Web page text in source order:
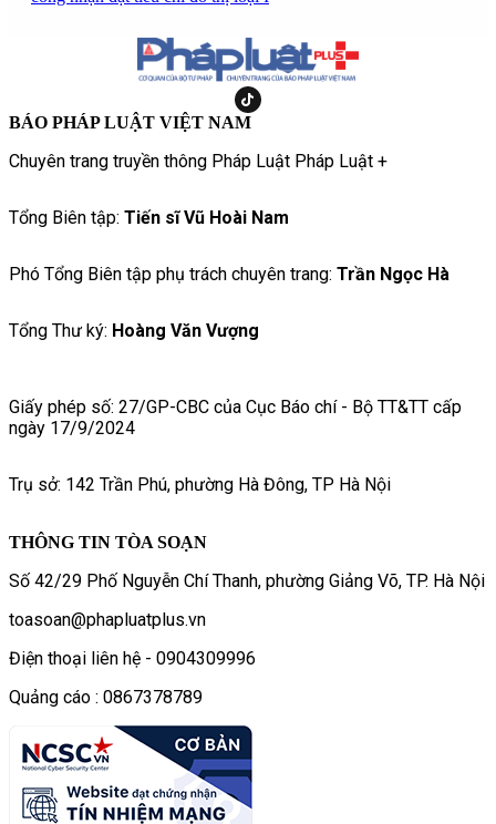
BÁO PHÁP LUẬT VIỆT NAM
Chuyên trang truyền thông Pháp Luật Pháp Luật +
Tổng Biên tập: Tiến sĩ Vũ Hoài Nam
Phó Tổng Biên tập phụ trách chuyên trang: Trần Ngọc Hà
Tổng Thư ký: Hoàng Văn Vượng
Giấy phép số: 27/GP-CBC của Cục Báo chí - Bộ TT&TT cấp
ngày 17/9/2024
Trụ sở: 142 Trần Phú, phường Hà Đông, TP Hà Nội
THÔNG TIN TÒA SOẠN
Số 42/29 Phố Nguyễn Chí Thanh, phường Giảng Võ, TP. Hà Nội
toasoan@phapluatplus.vn
Điện thoại liên hệ - 0904309996
Quảng cáo : 0867378789